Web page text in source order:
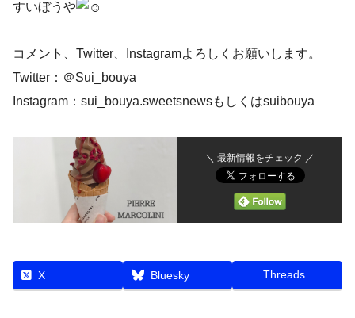
すいぼうや
コメント、Twitter、Instagramよろしくお願いします。
Twitter：＠Sui_bouya
Instagram：sui_bouya.sweetsnewsもしくはsuibouya
＼ 最新情報をチェック ／
X Bluesky Threads